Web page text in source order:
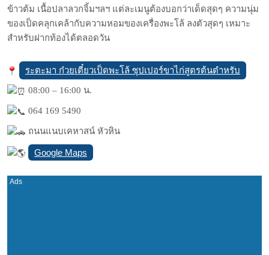
ข้าวต้ม เนื้อปลาลวกจิ้มฯลฯ แต่ละเมนูต้องบอกว่าเด็ดสุดๆ ความนุ่ม
ของเป็ดคลุกเคล้ากับความหอมของเครื่องพะโล้ ลงตัวสุดๆ เหมาะ
สำหรับฝากท้องได้ตลอดวัน
ระตะมา ก๋วยเตี๋ยวเป็ดพะโล้ ซุปเปอร์ขาไก่สูตรต้นตำหรับ
08:00 – 16:00 น.
064 169 5490
ถนนแนบเคหาสน์ หัวหิน
Google Maps